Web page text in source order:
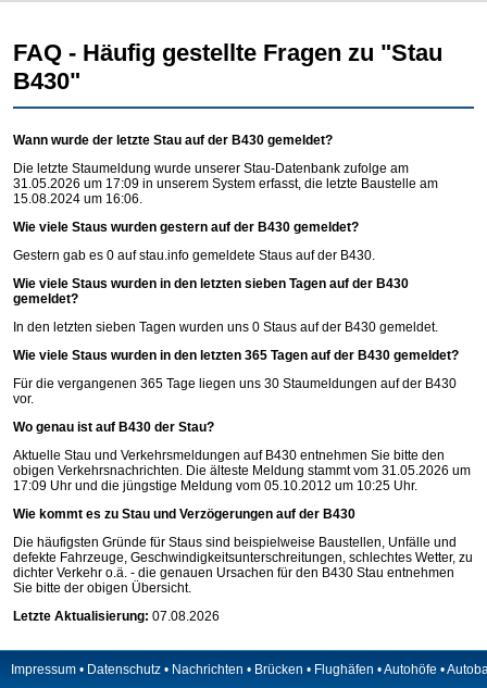
FAQ - Häufig gestellte Fragen zu "Stau
B430"
Wann wurde der letzte Stau auf der B430 gemeldet?
Die letzte Staumeldung wurde unserer Stau-Datenbank zufolge am
31.05.2026 um 17:09 in unserem System erfasst, die letzte Baustelle am
15.08.2024 um 16:06.
Wie viele Staus wurden gestern auf der B430 gemeldet?
Gestern gab es 0 aufstau.info gemeldete Staus auf der B430.
Wie viele Staus wurden in den letzten sieben Tagen auf der B430
gemeldet?
In den letzten sieben Tagen wurden uns 0 Staus auf der B430 gemeldet.
Wie viele Staus wurden in den letzten 365 Tagen auf der B430 gemeldet?
Für die vergangenen 365 Tage liegen uns 30 Staumeldungen auf der B430
vor.
Wo genau ist auf B430 der Stau?
Aktuelle Stau und Verkehrsmeldungen auf B430 entnehmen Sie bitte den
obigen Verkehrsnachrichten. Die älteste Meldung stammt vom 31.05.2026 um
17:09 Uhr und die jüngstige Meldung vom 05.10.2012 um 10:25 Uhr.
Wie kommt es zu Stau und Verzögerungen auf der B430
Die häufigsten Gründe für Staus sind beispielweise Baustellen, Unfälle und
defekte Fahrzeuge, Geschwindigkeitsunterschreitungen, schlechtes Wetter, zu
dichter Verkehr o.ä. - die genauen Ursachen für den B430 Stau entnehmen
Sie bitte der obigen Übersicht.
Letzte Aktualisierung: 07.08.2026
Impressum • Datenschutz • Nachrichten • Brücken • Flughäfen •Autohöfe •